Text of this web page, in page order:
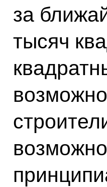
за
тысяч